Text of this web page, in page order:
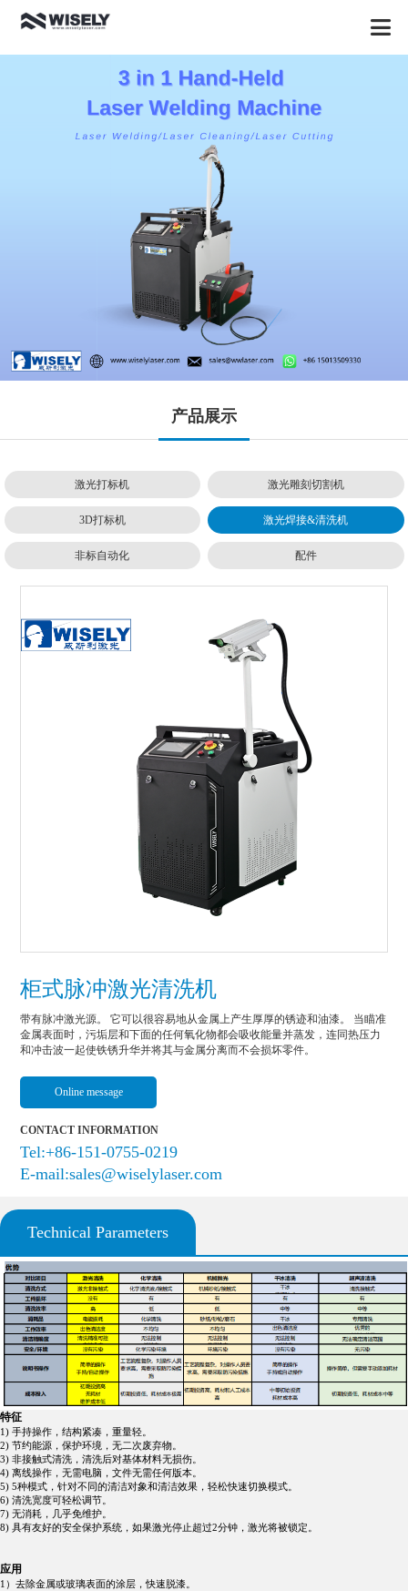
产品展示
激光打标机 激光雕刻切割机
3D打标机 激光焊接&清洗机
非标自动化 配件
柜式脉冲激光清洗机
带有脉冲激光源。 它可以很容易地从金属上产生厚厚的锈迹和油漆。 当瞄准
金属表面时，污垢层和下面的任何氧化物都会吸收能量并蒸发，连同热压力
和冲击波一起使铁锈升华并将其与金属分离而不会损坏零件。
Online message
CONTACT INFORMATION
Tel:+86-151-0755-0219
E-mail:sales@wiselylaser.com
Technical Parameters
特征
1) 手持操作，结构紧凑，重量轻。
2) 节约能源，保护环境，无二次废弃物。
3) 非接触式清洗，清洗后对基体材料无损伤。
4) 离线操作，无需电脑，文件无需任何版本。
5) 5种模式，针对不同的清洁对象和清洁效果，轻松快速切换模式。
6) 清洗宽度可轻松调节。
7) 无消耗，几乎免维护。
8) 具有友好的安全保护系统，如果激光停止超过2分钟，激光将被锁定。
应用
1）去除金属或玻璃表面的涂层，快速脱漆。